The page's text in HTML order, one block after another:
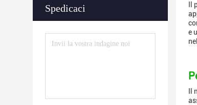
Spedicaci
e